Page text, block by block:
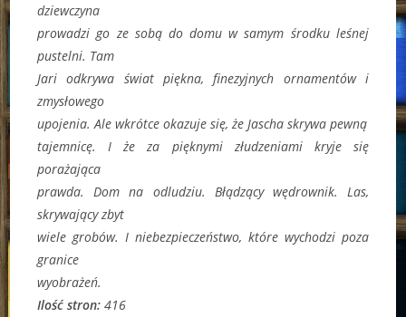
dziewczyna
prowadzi go ze sobą do domu w samym środku leśnej
pustelni. Tam
Jari odkrywa świat piękna, finezyjnych ornamentów i
zmysłowego
upojenia. Ale wkrótce okazuje się, że Jascha skrywa pewną
tajemnicę. I że za pięknymi złudzeniami kryje się
porażająca
prawda. Dom na odludziu. Błądzący wędrownik. Las,
skrywający zbyt
wiele grobów. I niebezpieczeństwo, które wychodzi poza
granice
wyobrażeń.
Ilość stron: 416